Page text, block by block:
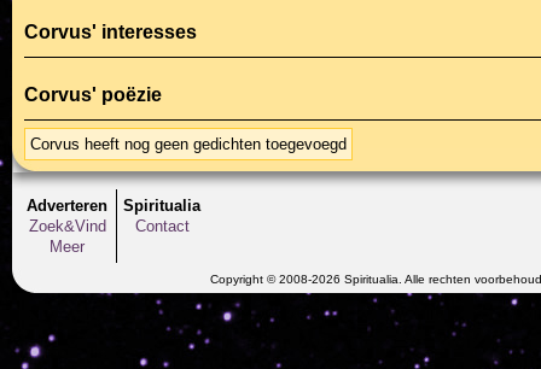
Corvus' interesses
Corvus' poëzie
Corvus heeft nog geen gedichten toegevoegd
Adverteren
Zoek&Vind
Meer
Spiritualia
Contact
Copyright © 2008-2026 Spiritualia. Alle rechten